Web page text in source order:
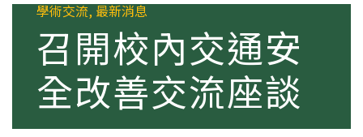
最新消息
學院資訊
組織單位
學術交流,最新消息
召開校內交通安
全改善交流座談